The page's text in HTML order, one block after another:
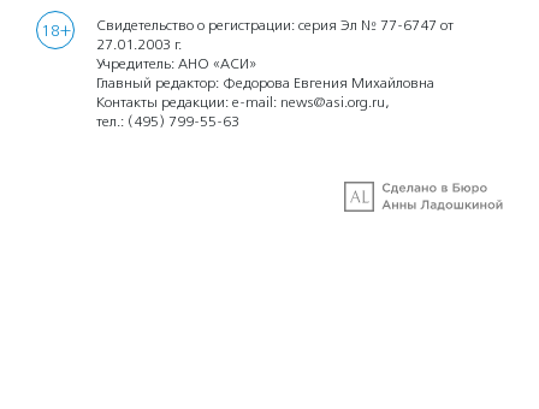
18+
Свидетельство о регистрации: серия Эл № 77-6747 от
27.01.2003 г.
Учредитель: АНО «АСИ»
Главный редактор: Федорова Евгения Михайловна
Контакты редакции: e-mail: news@asi.org.ru,
тел.: (495) 799-55-63